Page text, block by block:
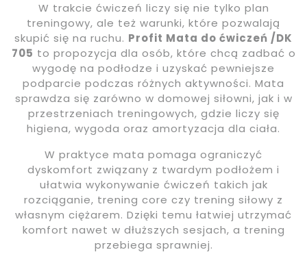
W trakcie ćwiczeń liczy się nie tylko plan
treningowy, ale też warunki, które pozwalają
skupić się na ruchu. Profit Mata do ćwiczeń /DK
705 to propozycja dla osób, które chcą zadbać o
wygodę na podłodze i uzyskać pewniejsze
podparcie podczas różnych aktywności. Mata
sprawdza się zarówno w domowej siłowni, jak i w
przestrzeniach treningowych, gdzie liczy się
higiena, wygoda oraz amortyzacja dla ciała.
W praktyce mata pomaga ograniczyć
dyskomfort związany z twardym podłożem i
ułatwia wykonywanie ćwiczeń takich jak
rozciąganie, trening core czy trening siłowy z
własnym ciężarem. Dzięki temu łatwiej utrzymać
komfort nawet w dłuższych sesjach, a trening
przebiega sprawniej.